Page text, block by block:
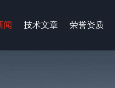
闻 技术文章 荣誉资质